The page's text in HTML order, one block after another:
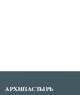
АРХИПАСТЫРЬ